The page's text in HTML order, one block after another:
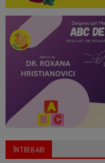
ÎNTREBARI